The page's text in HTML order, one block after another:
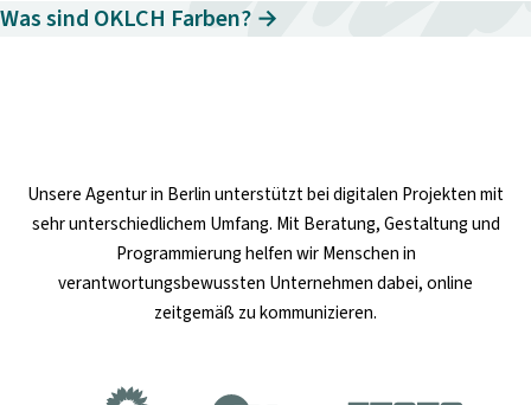
Was sind OKLCH Farben? →
UnsereAgentur in Berlinunterstützt bei digitalen Projekten mit
sehr unterschiedlichem Umfang. Mit Beratung, Gestaltung und
Programmierung helfen wir Menschen in
verantwortungsbewussten Unternehmen dabei, online
zeitgemäß zu kommunizieren.